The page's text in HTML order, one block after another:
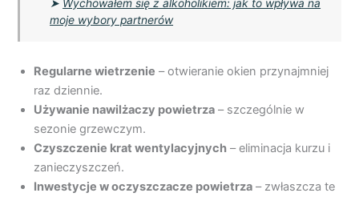
➤ Wychowałem się z alkoholikiem: jak to wpływa na
moje wybory partnerów
Regularne wietrzenie – otwieranie okien przynajmniej
raz dziennie.
Używanie nawilżaczy powietrza – szczególnie w
sezonie grzewczym.
Czyszczenie krat wentylacyjnych – eliminacja kurzu i
zanieczyszczeń.
Inwestycje w oczyszczacze powietrza – zwłaszcza te